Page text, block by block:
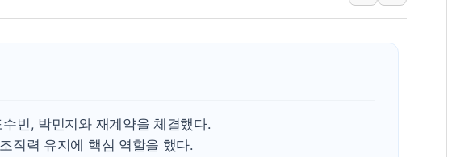
[중국증시 마감] 혼조 마감, 폭
[일본 증시] 닛케이, AI·반도
국내 최초 상업용 AI 데이터
개인사업자대출 격차 9180
빈, 박민지와 재계약을 체결했다.
직력 유지에 핵심 역할을 했다.